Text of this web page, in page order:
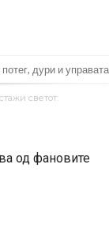
Родри
понижи
од Интер: Цената е
сензацијата од СП
што не е видено од
светот:
од фановите